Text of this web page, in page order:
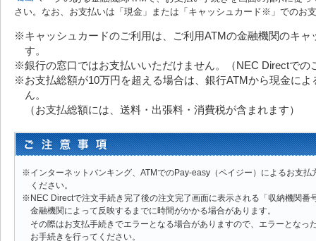
さい。なお、お支払いは「現金」または「キャッシュカード※」でのお
※キャッシュカードのご利用は、ご利用ATMの金融機関のキャ
す。
※銀行の窓口ではお支払いいただけません。（NEC Directでの
※お支払総額が10万円を超える場合は、銀行ATMから現金によ
ん。
（お支払総額には、送料・出張料・消費税が含まれます）
※インターネットバンキング、ATMでのPay-easy（ペイジー）によるお支
ください。
※NEC Directで注文手続き完了後の注文完了画面に表示される「収納機関番
金融機関によって反映するまでに時間がかかる場合があります。
その際はお支払手続きでエラーとなる場合がありますので、エラーとな
お手続きを行ってください。